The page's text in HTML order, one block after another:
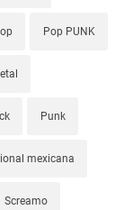
Pop PUNK
Punk
mexicana
Screamo